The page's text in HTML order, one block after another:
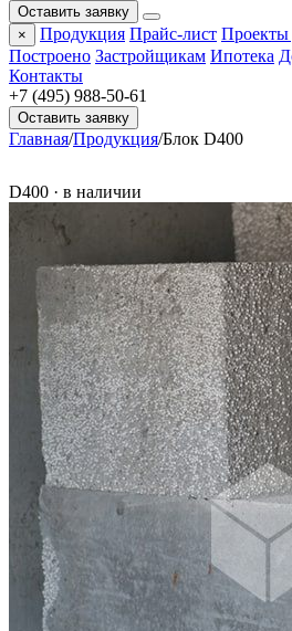
Оставить заявку
×
Продукция Прайс-лист Проекты
Построено Застройщикам Ипотека
Контакты
+7 (495) 988-50-61
Оставить заявку
Главная/Продукция/Блок D400
D400 · в наличии